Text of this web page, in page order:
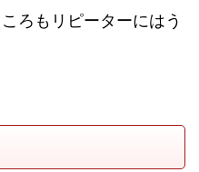
ろもリピーターにはう